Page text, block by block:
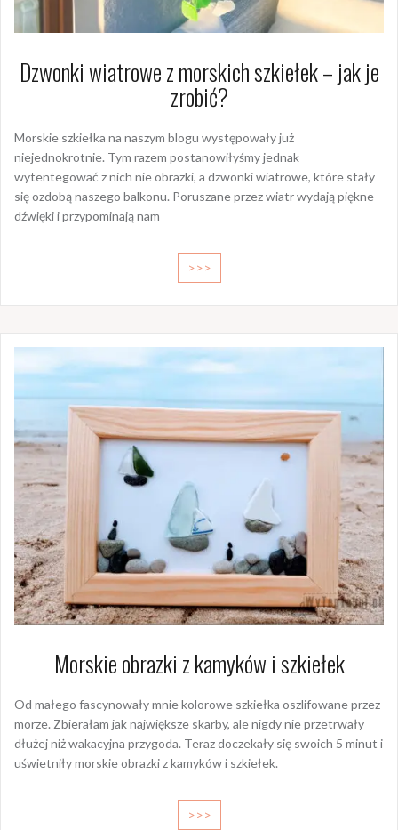
Dzwonki wiatrowe z morskich szkiełek – jak je
zrobić?
Morskie szkiełka na naszym blogu występowały już
niejednokrotnie. Tym razem postanowiłyśmy jednak
wytentegować z nich nie obrazki, a dzwonki wiatrowe, które stały
się ozdobą naszego balkonu. Poruszane przez wiatr wydają piękne
dźwięki i przypominają nam
>>>
Morskie obrazki z kamyków i szkiełek
Od małego fascynowały mnie kolorowe szkiełka oszlifowane przez
morze. Zbierałam jak największe skarby, ale nigdy nie przetrwały
dłużej niż wakacyjna przygoda. Teraz doczekały się swoich 5 minut i
uświetniły morskie obrazki z kamyków i szkiełek.
>>>